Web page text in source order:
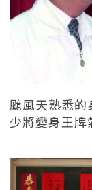
颱風天熟悉
少將變身王牌